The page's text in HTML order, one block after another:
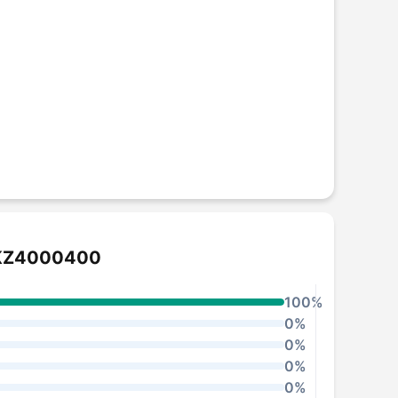
100%
0%
0%
0%
0%